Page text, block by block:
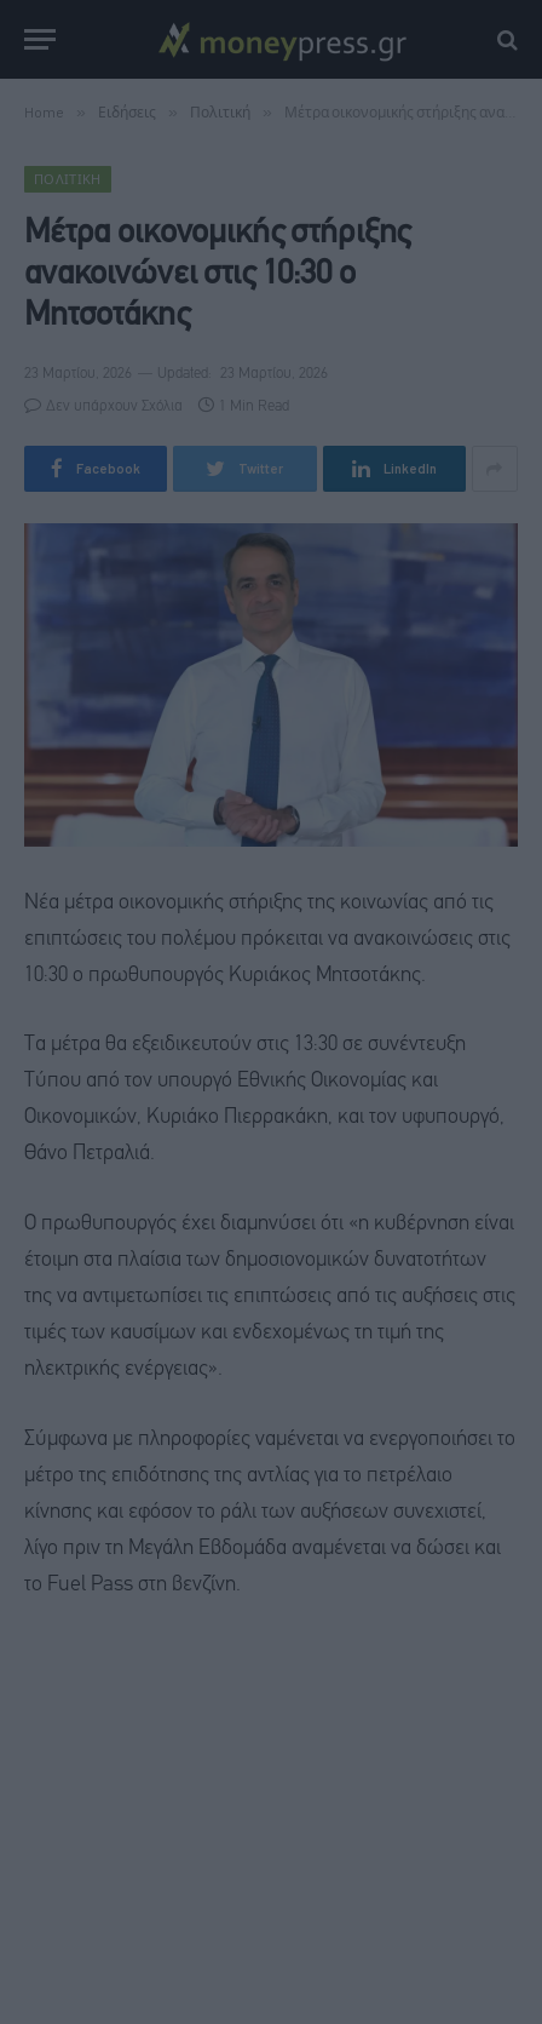
Home Ειδήσεις Πολιτική Μέτρα οικονομικής στήριξης ανακοινώνει στις 10:30 ο Μητσοτάκης
ΠΟΛΙΤΙΚΉ
Μέτρα οικονομικής στήριξης
ανακοινώνει στις 10:30 ο
Μητσοτάκης
23 Μαρτίου, 2026 Updated: 23 Μαρτίου, 2026
Δεν υπάρχουν Σχόλια 1 Min Read
Facebook Twitter LinkedIn
Νέα μέτρα οικονομικής στήριξης της κοινωνίας από τις
επιπτώσεις του πολέμου πρόκειται να ανακοινώσεις στις
10:30 ο πρωθυπουργός Κυριάκος Μητσοτάκης.
Τα μέτρα θα εξειδικευτούν στις 13:30 σε συνέντευξη
Τύπου από τον υπουργό Εθνικής Οικονομίας και
Οικονομικών, Κυριάκο Πιερρακάκη, και τον υφυπουργό,
Θάνο Πετραλιά.
Ο πρωθυπουργός έχει διαμηνύσει ότι «η κυβέρνηση είναι
έτοιμη στα πλαίσια των δημοσιονομικών δυνατοτήτων
της να αντιμετωπίσει τις επιπτώσεις από τις αυξήσεις στις
τιμές των καυσίμων και ενδεχομένως τη τιμή της
ηλεκτρικής ενέργειας».
Σύμφωνα με πληροφορίες ναμένεται να ενεργοποιήσει το
μέτρο της επιδότησης της αντλίας για το πετρέλαιο
κίνησης και εφόσον το ράλι των αυξήσεων συνεχιστεί,
λίγο πριν τη Μεγάλη Εβδομάδα αναμένεται να δώσει και
το Fuel Pass στη βενζίνη.